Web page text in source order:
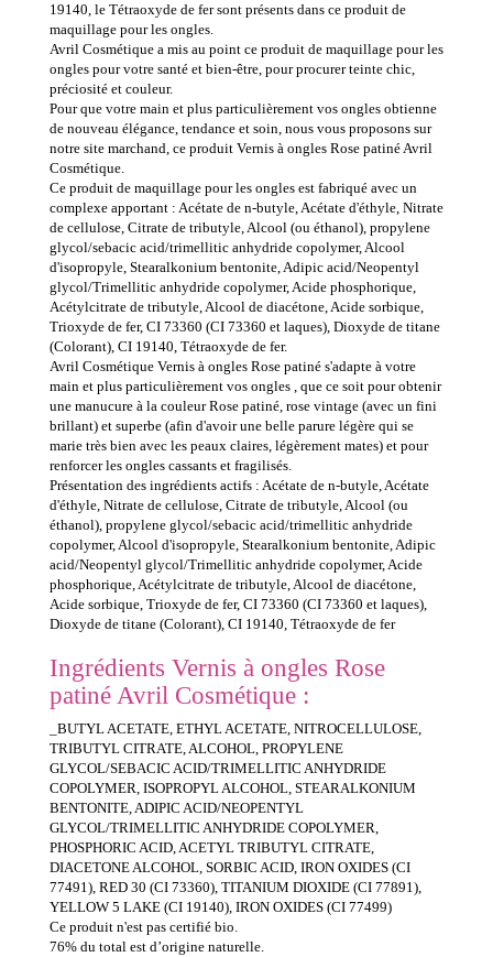
19140, le Tétraoxyde de fer sont présents dans ce produit de
maquillage pour les ongles.
Avril Cosmétique a mis au point ce produit de maquillage pour les
ongles pour votre santé et bien-être, pour procurer teinte chic,
préciosité et couleur.
Pour que votre main et plus particulièrement vos ongles obtienne
de nouveau élégance, tendance et soin, nous vous proposons sur
notre site marchand, ce produit Vernis à ongles Rose patiné Avril
Cosmétique.
Ce produit de maquillage pour les ongles est fabriqué avec un
complexe apportant : Acétate de n-butyle, Acétate d'éthyle, Nitrate
de cellulose, Citrate de tributyle, Alcool (ou éthanol), propylene
glycol/sebacic acid/trimellitic anhydride copolymer, Alcool
d'isopropyle, Stearalkonium bentonite, Adipic acid/Neopentyl
glycol/Trimellitic anhydride copolymer, Acide phosphorique,
Acétylcitrate de tributyle, Alcool de diacétone, Acide sorbique,
Trioxyde de fer, CI 73360 (CI 73360 et laques), Dioxyde de titane
(Colorant), CI 19140, Tétraoxyde de fer.
Avril Cosmétique Vernis à ongles Rose patiné s'adapte à votre
main et plus particulièrement vos ongles , que ce soit pour obtenir
une manucure à la couleur Rose patiné, rose vintage (avec un fini
brillant) et superbe (afin d'avoir une belle parure légère qui se
marie très bien avec les peaux claires, légèrement mates) et pour
renforcer les ongles cassants et fragilisés.
Présentation des ingrédients actifs : Acétate de n-butyle, Acétate
d'éthyle, Nitrate de cellulose, Citrate de tributyle, Alcool (ou
éthanol), propylene glycol/sebacic acid/trimellitic anhydride
copolymer, Alcool d'isopropyle, Stearalkonium bentonite, Adipic
acid/Neopentyl glycol/Trimellitic anhydride copolymer, Acide
phosphorique, Acétylcitrate de tributyle, Alcool de diacétone,
Acide sorbique, Trioxyde de fer, CI 73360 (CI 73360 et laques),
Dioxyde de titane (Colorant), CI 19140, Tétraoxyde de fer
Ingrédients Vernis à ongles Rose
patiné Avril Cosmétique :
_BUTYL ACETATE, ETHYL ACETATE, NITROCELLULOSE,
TRIBUTYL CITRATE, ALCOHOL, PROPYLENE
GLYCOL/SEBACIC ACID/TRIMELLITIC ANHYDRIDE
COPOLYMER, ISOPROPYL ALCOHOL, STEARALKONIUM
BENTONITE, ADIPIC ACID/NEOPENTYL
GLYCOL/TRIMELLITIC ANHYDRIDE COPOLYMER,
PHOSPHORIC ACID, ACETYL TRIBUTYL CITRATE,
DIACETONE ALCOHOL, SORBIC ACID, IRON OXIDES (CI
77491), RED 30 (CI 73360), TITANIUM DIOXIDE (CI 77891),
YELLOW 5 LAKE (CI 19140), IRON OXIDES (CI 77499)
Ce produit n'est pas certifié bio.
76% du total est d’origine naturelle.